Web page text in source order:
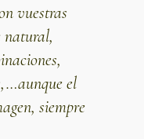
vuestras
natural,
el
siempre